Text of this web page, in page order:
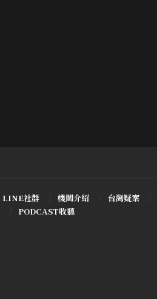
LINE社群 機關介紹 台灣疑案
PODCAST收聽